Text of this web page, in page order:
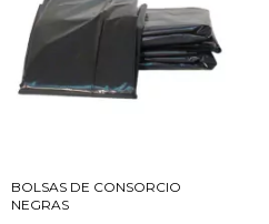
BOLSAS DE CONSORCIO
NEGRAS